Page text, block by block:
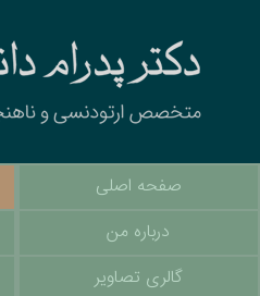
صفحه اصلی
درباره من
گالری تصاویر